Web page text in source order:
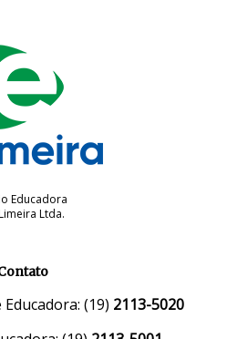
Educadora
Ltda.
(19) 2113-5020